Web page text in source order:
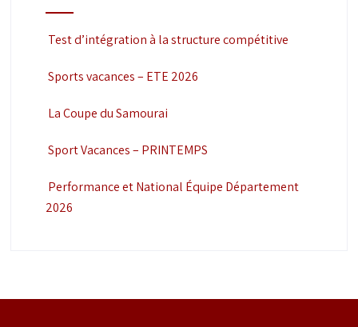
Test d’intégration à la structure compétitive
Sports vacances – ETE 2026
La Coupe du Samourai
Sport Vacances – PRINTEMPS
Performance et National Équipe Département
2026